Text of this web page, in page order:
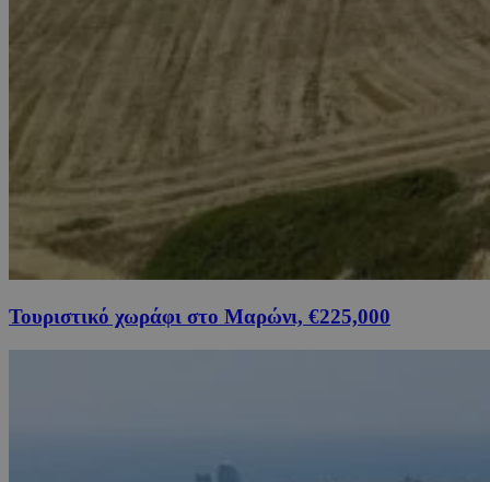
Τουριστικό χωράφι στο Μαρώνι, €225,000